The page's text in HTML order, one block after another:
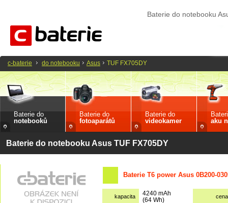
Baterie do notebooku
Baterie do
notebooků
Baterie do
fotoaparátů
Baterie do
videokamer
aku
Baterie do notebooku Asus TUF FX705DY
Baterie T6 power Asus 0B200-
kapacita
4240 mAh
(64 Wh)
c-baterie do notebooku Asus TUF FX705DY